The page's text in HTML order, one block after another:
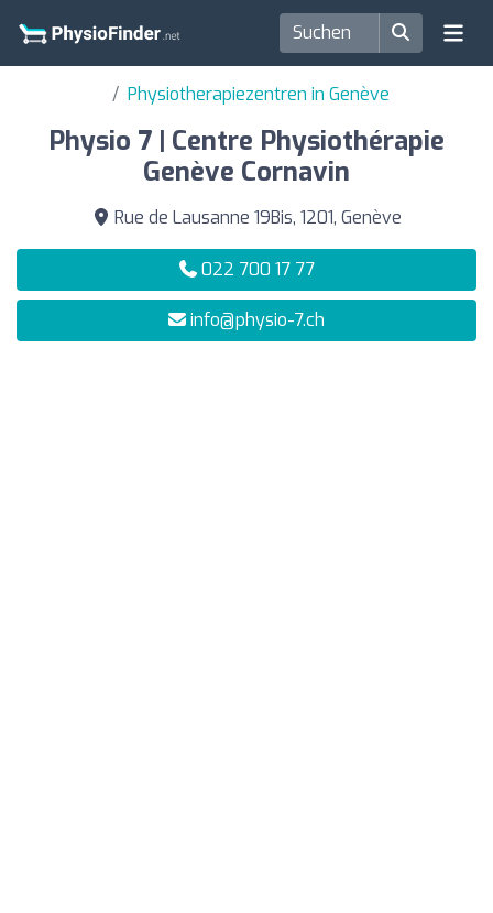
Physiotherapiezentren in Genève
Physio 7 | Centre Physiothérapie
Genève Cornavin
Rue de Lausanne 19Bis, 1201, Genève
022 700 17 77
info@physio-7.ch